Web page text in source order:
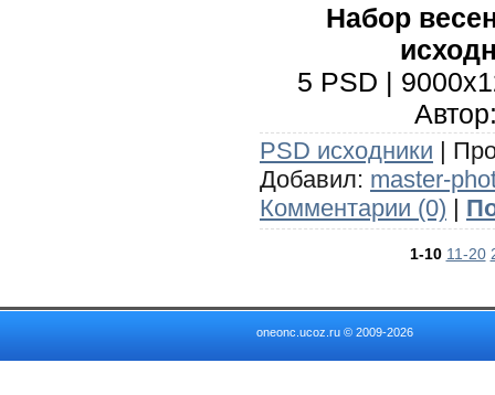
Набор
5 PSD |
PSD исходники |
Добавил: master-
Комментарии (0) |
1-10 11-20
oneonc.ucoz.ru © 2009-2026